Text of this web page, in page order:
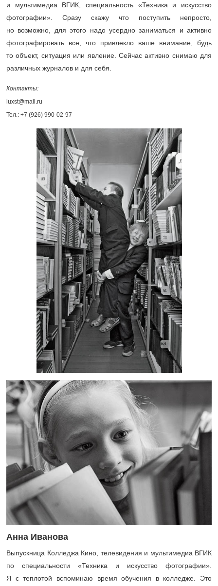
и мультимедиа ВГИК, специальность «Техника и искусство
фотографии». Сразу скажу что поступить непросто,
но возможно, для этого надо усердно заниматься и активно
фотографировать все, что привлекло ваше внимание, будь
то объект, ситуация или явление. Сейчас активно снимаю для
различных журналов и для себя.
Контакты:
luxst@mail.ru
Тел.: +7 (926) 990-02-97
Анна Иванова
Выпускница Колледжа Кино, телевидения и мультимедиа ВГИК
по специальности «Техника и искусство фотографии».
Я с теплотой вспоминаю время обучения в колледже. Это